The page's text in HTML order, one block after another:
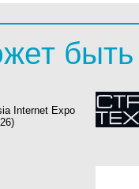
быть
Internet Expo